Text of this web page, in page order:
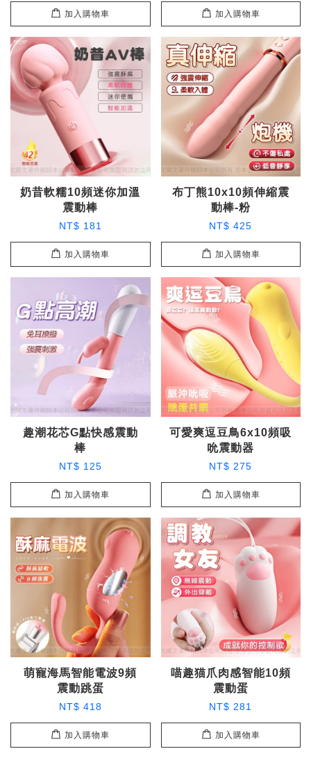
加入購物車 加入購物車
奶昔軟糯10頻迷你加溫
震動棒
NT$ 181
加入購物車
布丁熊10x10頻伸縮震
動棒-粉
NT$ 425
加入購物車
趣潮花芯G點快感震動
棒
NT$ 125
加入購物車
可愛爽逗豆鳥6x10頻吸
吮震動器
NT$ 275
加入購物車
萌寵海馬智能電波9頻
震動跳蛋
NT$ 418
加入購物車
喵趣猫爪肉感智能10頻
震動蛋
NT$ 281
加入購物車